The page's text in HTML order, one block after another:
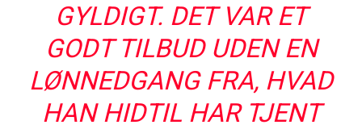
GYLDIGT. DET VAR ET
GODT TILBUD UDEN EN
LØNNEDGANG FRA, HVAD
HAN HIDTIL HAR TJENT